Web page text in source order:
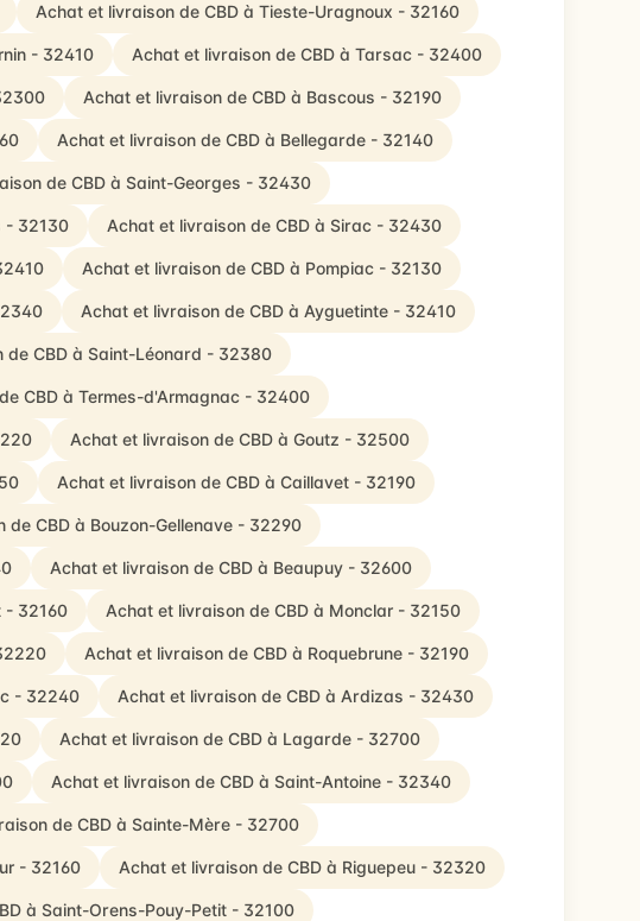
Achat et livraison de CBD à Tieste-Uragnoux - 32160
- 32410 Achat et livraison de CBD à Tarsac - 32400
Achat et livraison de CBD à Bascous - 32190
Achat et livraison de CBD à Bellegarde - 32140
de CBD à Saint-Georges - 32430
- 32130 Achat et livraison de CBD à Sirac - 32430
Achat et livraison de CBD à Pompiac - 32130
Achat et livraison de CBD à Ayguetinte - 32410
de CBD à Saint-Léonard - 32380
CBD à Termes-d'Armagnac - 32400
Achat et livraison de CBD à Goutz - 32500
Achat et livraison de CBD à Caillavet - 32190
de CBD à Bouzon-Gellenave - 32290
Achat et livraison de CBD à Beaupuy - 32600
- 32160 Achat et livraison de CBD à Monclar - 32150
Achat et livraison de CBD à Roquebrune - 32190
- 32240 Achat et livraison de CBD à Ardizas - 32430
Achat et livraison de CBD à Lagarde - 32700
Achat et livraison de CBD à Saint-Antoine - 32340
de CBD à Sainte-Mère - 32700
- 32160 Achat et livraison de CBD à Riguepeu - 32320
à Saint-Orens-Pouy-Petit - 32100